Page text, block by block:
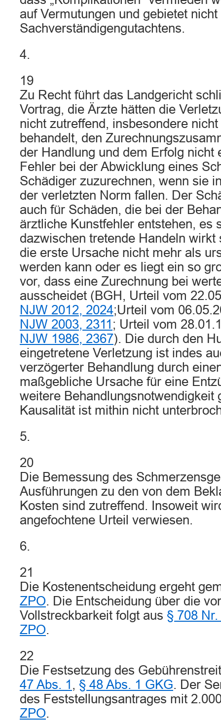
auf Vermutungen und gebietet
Sachverständigengutachtens.
4.
19
Zu Recht führt das Landgericht
Vortrag, die Ärzte hätten die
nicht zutreffend, insbesondere
behandelt, den
der Handlung und dem Erfolg nicht
Fehler bei der Abwicklung eines
Schädiger zuzurechnen, wenn sie
der verletzten Norm fallen. Der
auch für Schäden, die bei der
ärztliche Kunstfehler entstehen, es
dazwischen tretende Handeln wirkt
die erste Ursache nicht mehr als
werden kann oder es liegt ein so
vor, dass eine Zurechnung bei
ausscheidet (BGH, Urteil vom
NJW 2012, 2024;Urteil vom
NJW 2003, 2311 ; Urteil vom
NJW 1986, 2367). Die durch den
eingetretene Verletzung ist indes
verzögerter Behandlung durch
maßgebliche Ursache für eine
weitere Behandlungsnotwendigkeit
Kausalität ist mithin nicht
5.
20
Die Bemessung des
Ausführungen zu den von dem
Kosten sind zutreffend. Insoweit
angefochtene Urteil verwiesen.
6.
21
Die Kostenentscheidung ergeht
ZPO. Die Entscheidung über die
Vollstreckbarkeit folgt aus § 708 Nr.
ZPO.
22
Die Festsetzung des
47 Abs. 1 , § 48 Abs. 1 GKG. Der
des Feststellungsantrages mit
ZPO.